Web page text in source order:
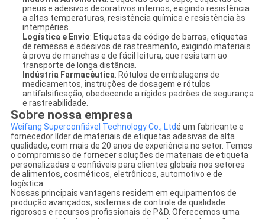
pneus e adesivos decorativos internos, exigindo resistência
a altas temperaturas, resistência química e resistência às
intempéries.
Logística e Envio: Etiquetas de código de barras, etiquetas
de remessa e adesivos de rastreamento, exigindo materiais
à prova de manchas e de fácil leitura, que resistam ao
transporte de longa distância.
Indústria Farmacêutica: Rótulos de embalagens de
medicamentos, instruções de dosagem e rótulos
antifalsificação, obedecendo a rígidos padrões de segurança
e rastreabilidade.
Sobre nossa empresa
Weifang Superconfiável Technology Co., Ltdé um fabricante e
fornecedor líder de materiais de etiquetas adesivas de alta
qualidade, com mais de 20 anos de experiência no setor. Temos
o compromisso de fornecer soluções de materiais de etiqueta
personalizadas e confiáveis ​​para clientes globais nos setores
de alimentos, cosméticos, eletrônicos, automotivo e de
logística.
Nossas principais vantagens residem em equipamentos de
produção avançados, sistemas de controle de qualidade
rigorosos e recursos profissionais de P&D. Oferecemos uma